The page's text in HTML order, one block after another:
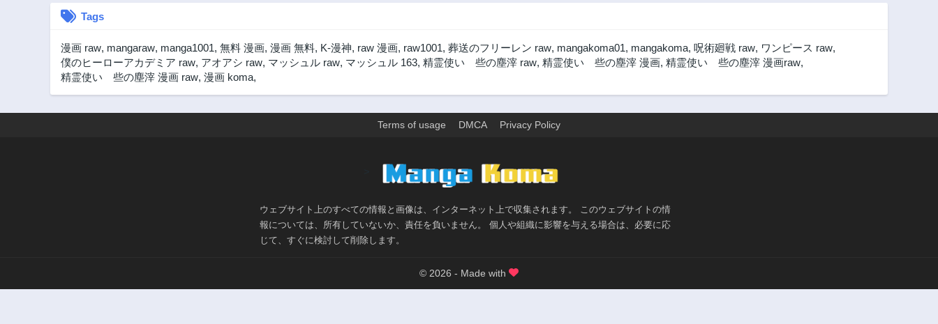
Tags
漫画 raw, mangaraw, manga1001, 無料 漫画, 漫画 無料, K-漫神, raw 漫画, raw1001, 葬送のフリーレン raw, mangakoma01, mangakoma, 呪術廻戦 raw, ワンピース raw,
僕のヒーローアカデミア raw, アオアシ raw, マッシュル raw, マッシュル 163, 精霊使い 些の塵滓 raw, 精霊使い 些の塵滓 漫画, 精霊使い 些の塵滓 漫画raw,
精霊使い 些の塵滓 漫画 raw, 漫画 koma,
Terms of usage DMCA Privacy Policy
ウェブサイト上のすべての情報と画像は、インターネット上で収集されます。 このウェブサイトの情
報については、所有していないか、責任を負いません。 個人や組織に影響を与える場合は、必要に応
じて、すぐに検討して削除します。
© 2026 - Made with